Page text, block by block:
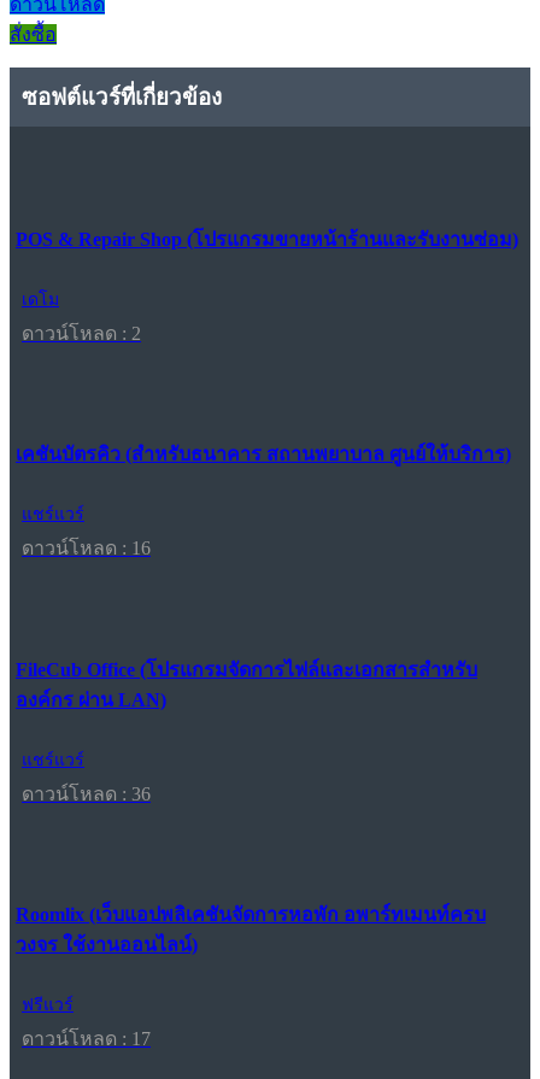
ดาวน์โหลด
สั่งซื้อ
ซอฟต์แวร์ที่เกี่ยวข้อง
POS & Repair Shop (โปรแกรมขายหน้าร้านและรับงานซ่อม)
เดโม
ดาวน์โหลด : 2
เคชันบัตรคิว (สำหรับธนาคาร สถานพยาบาล ศูนย์ให้บริการ)
แชร์แวร์
ดาวน์โหลด : 16
FileCub Office (โปรแกรมจัดการไฟล์และเอกสารสำหรับ
องค์กร ผ่าน LAN)
แชร์แวร์
ดาวน์โหลด : 36
Roomlix (เว็บแอปพลิเคชันจัดการหอพัก อพาร์ทเมนท์ครบ
วงจร ใช้งานออนไลน์)
ฟรีแวร์
ดาวน์โหลด : 17